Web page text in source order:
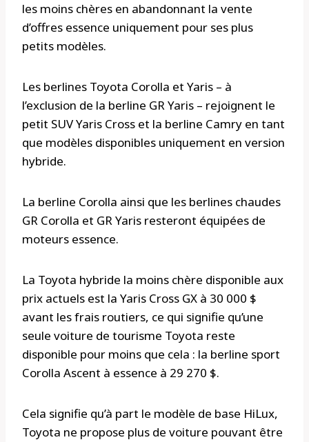
les moins chères en abandonnant la vente
d’offres essence uniquement pour ses plus
petits modèles.
Les berlines Toyota Corolla et Yaris – à
l’exclusion de la berline GR Yaris – rejoignent le
petit SUV Yaris Cross et la berline Camry en tant
que modèles disponibles uniquement en version
hybride.
La berline Corolla ainsi que les berlines chaudes
GR Corolla et GR Yaris resteront équipées de
moteurs essence.
La Toyota hybride la moins chère disponible aux
prix actuels est la Yaris Cross GX à 30 000 $
avant les frais routiers, ce qui signifie qu’une
seule voiture de tourisme Toyota reste
disponible pour moins que cela : la berline sport
Corolla Ascent à essence à 29 270 $.
Cela signifie qu’à part le modèle de base HiLux,
Toyota ne propose plus de voiture pouvant être